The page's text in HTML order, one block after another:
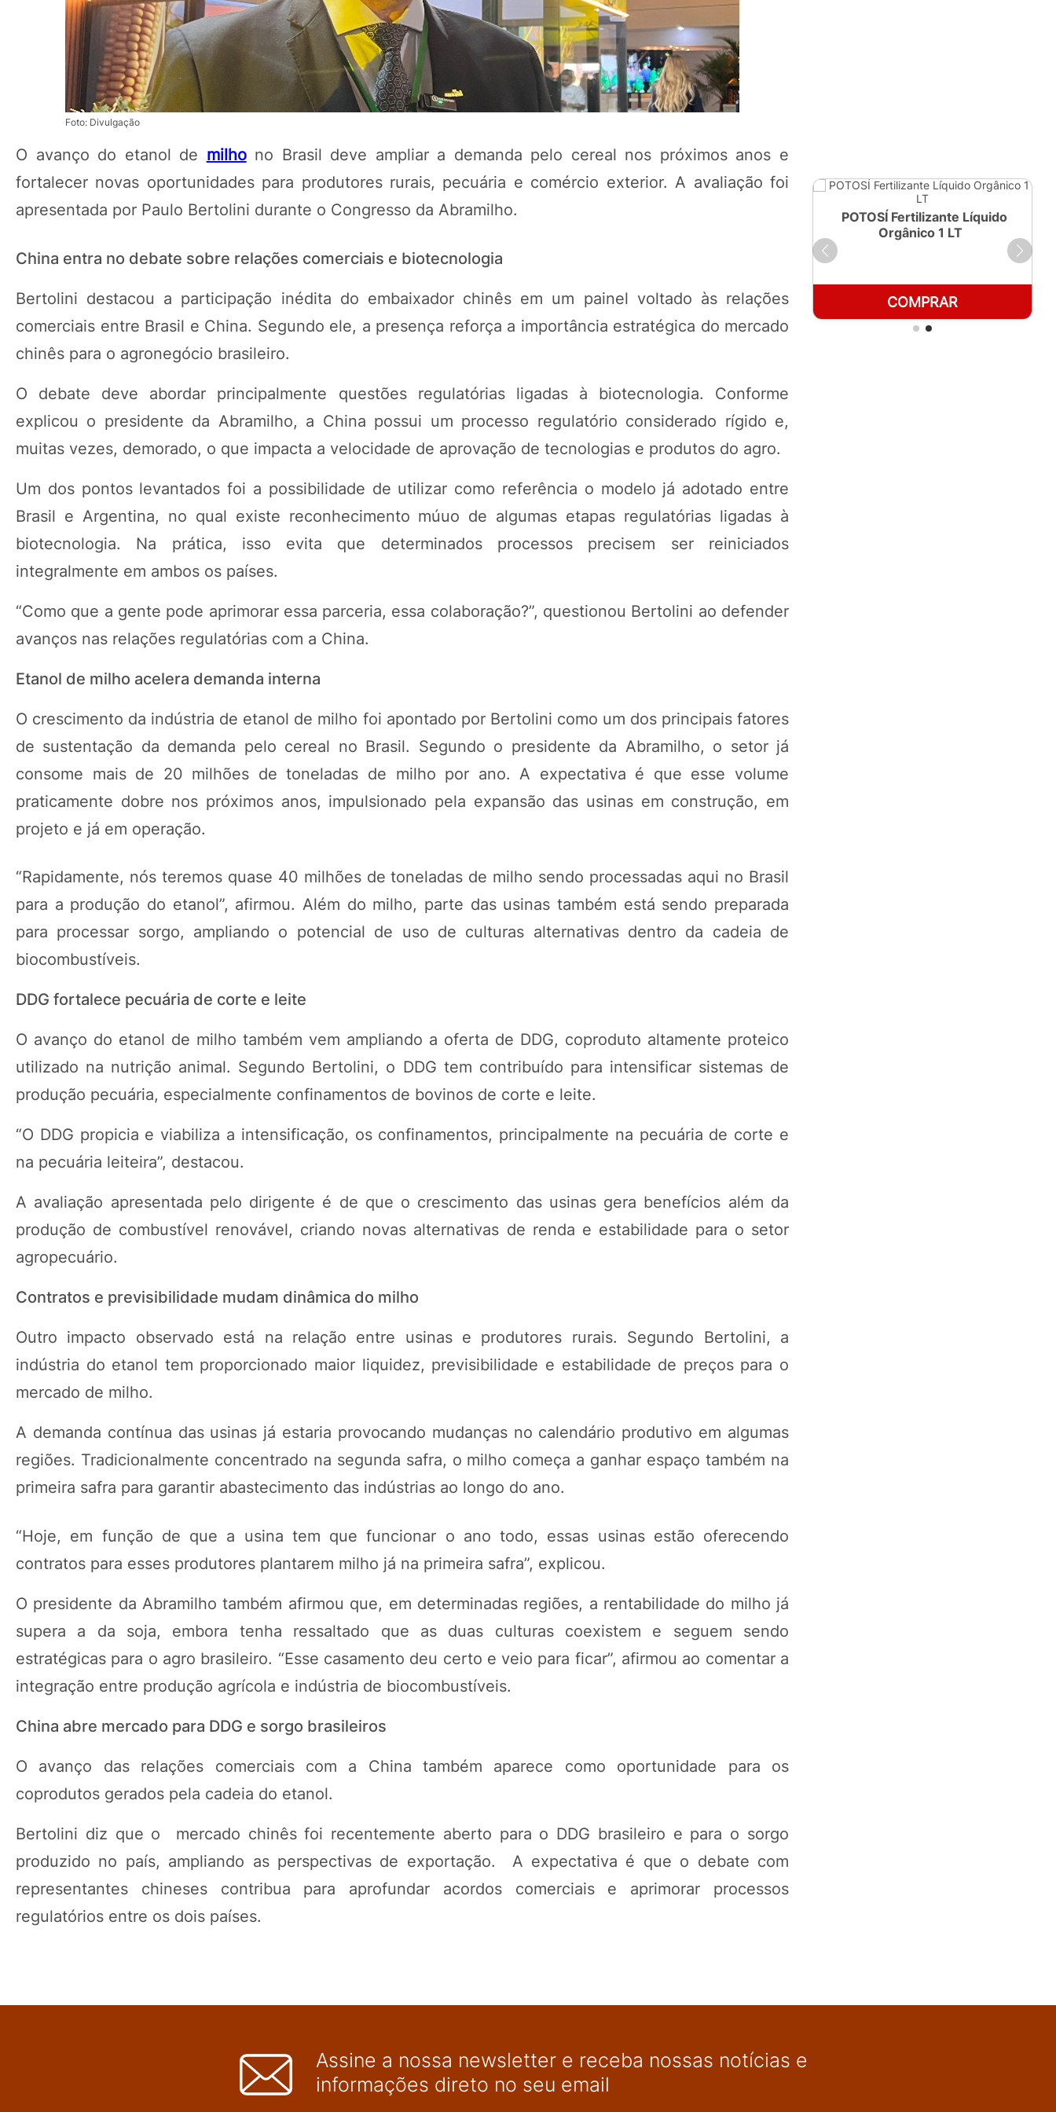
Foto: Divulgação
O avanço do etanol de milhono Brasil deve ampliar a demanda pelo cereal nos próximos anos e
fortalecer novas oportunidades para produtores rurais, pecuária e comércio exterior. A avaliação foi
apresentada por Paulo Bertolini durante o Congresso da Abramilho.
China entra no debate sobre relações comerciais e biotecnologia
Bertolini destacou a participação inédita do embaixador chinês em um painel voltado às relações
comerciais entre Brasil e China. Segundo ele, a presença reforça a importância estratégica do mercado
chinês para o agronegócio brasileiro.
O debate deve abordar principalmente questões regulatórias ligadas à biotecnologia. Conforme
explicou o presidente da Abramilho, a China possui um processo regulatório considerado rígido e,
muitas vezes, demorado, o que impacta a velocidade de aprovação de tecnologias e produtos do agro.
Um dos pontos levantados foi a possibilidade de utilizar como referência o modelo já adotado entre
Brasil e Argentina, no qual existe reconhecimento múuo de algumas etapas regulatórias ligadas à
biotecnologia. Na prática, isso evita que determinados processos precisem ser reiniciados
integralmente em ambos os países.
“Como que a gente pode aprimorar essa parceria, essa colaboração?”, questionou Bertolini ao defender
avanços nas relações regulatórias com a China.
Etanol de milho acelera demanda interna
O crescimento da indústria de etanol de milho foi apontado por Bertolini como um dos principais fatores
de sustentação da demanda pelo cereal no Brasil. Segundo o presidente da Abramilho, o setor já
consome mais de 20 milhões de toneladas de milho por ano. A expectativa é que esse volume
praticamente dobre nos próximos anos, impulsionado pela expansão das usinas em construção, em
projeto e já em operação.
“Rapidamente, nós teremos quase 40 milhões de toneladas de milho sendo processadas aqui no Brasil
para a produção do etanol”, afirmou. Além do milho, parte das usinas também está sendo preparada
para processar sorgo, ampliando o potencial de uso de culturas alternativas dentro da cadeia de
biocombustíveis.
DDG fortalece pecuária de corte e leite
O avanço do etanol de milho também vem ampliando a oferta de DDG, coproduto altamente proteico
utilizado na nutrição animal. Segundo Bertolini, o DDG tem contribuído para intensificar sistemas de
produção pecuária, especialmente confinamentos de bovinos de corte e leite.
“O DDG propicia e viabiliza a intensificação, os confinamentos, principalmente na pecuária de corte e
na pecuária leiteira”, destacou.
A avaliação apresentada pelo dirigente é de que o crescimento das usinas gera benefícios além da
produção de combustível renovável, criando novas alternativas de renda e estabilidade para o setor
agropecuário.
Contratos e previsibilidade mudam dinâmica do milho
Outro impacto observado está na relação entre usinas e produtores rurais. Segundo Bertolini, a
indústria do etanol tem proporcionado maior liquidez, previsibilidade e estabilidade de preços para o
mercado de milho.
A demanda contínua das usinas já estaria provocando mudanças no calendário produtivo em algumas
regiões. Tradicionalmente concentrado na segunda safra, o milho começa a ganhar espaço também na
primeira safra para garantir abastecimento das indústrias ao longo do ano.
“Hoje, em função de que a usina tem que funcionar o ano todo, essas usinas estão oferecendo
contratos para esses produtores plantarem milho já na primeira safra”, explicou.
O presidente da Abramilho também afirmou que, em determinadas regiões, a rentabilidade do milho já
supera a da soja, embora tenha ressaltado que as duas culturas coexistem e seguem sendo
estratégicas para o agro brasileiro. “Esse casamento deu certo e veio para ficar”, afirmou ao comentar a
integração entre produção agrícola e indústria de biocombustíveis.
China abre mercado para DDG e sorgo brasileiros
O avanço das relações comerciais com a China também aparece como oportunidade para os
coprodutos gerados pela cadeia do etanol.
Bertolini diz que o mercado chinês foi recentemente aberto para o DDG brasileiro e para o sorgo
produzido no país, ampliando as perspectivas de exportação. A expectativa é que o debate com
representantes chineses contribua para aprofundar acordos comerciais e aprimorar processos
regulatórios entre os dois países.
COMPRAR
POTOSÍ Fertilizante Líquido
Orgânico 1 LT
COMPRAR
Assine a nossa newsletter e receba nossas notícias e
informações direto no seu email